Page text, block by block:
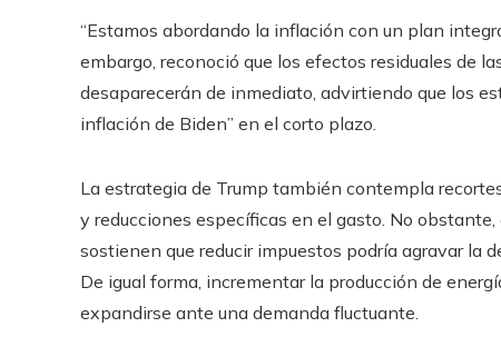
“Estamos abordando la inflación con un plan
embargo, reconoció que los efectos residuales de
desaparecerán de inmediato, advirtiendo que los
inflación de Biden” en el corto plazo.
La estrategia de Trump también contempla
y reducciones específicas en el gasto. No
sostienen que reducir impuestos podría agravar la
De igual forma, incrementar la producción de
expandirse ante una demanda fluctuante.